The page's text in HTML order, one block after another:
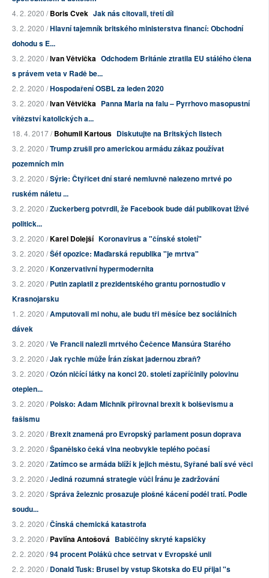
4. 2. 2020 /Boris Cvek Jak nás citovali, třetí díl
3. 2. 2020 /Hlavní tajemník britského ministerstva financí: Obchodní
dohodu s E...
3. 2. 2020 /Ivan Větvička Odchodem Británie ztratila EU stálého člena
s právem veta v Radě be...
2. 2. 2020 /Hospodaření OSBL za leden 2020
3. 2. 2020 /Ivan Větvička Panna Maria na falu – Pyrrhovo masopustní
vítězství katolických a...
18. 4. 2017 /Bohumil Kartous Diskutujte na Britských listech
3. 2. 2020 /Trump zrušil pro americkou armádu zákaz používat
pozemních min
3. 2. 2020 /Sýrie: Čtyřicet dní staré nemluvně nalezeno mrtvé po
ruském náletu ...
3. 2. 2020 /Zuckerberg potvrdil, že Facebook bude dál publikovat lživé
politick...
3. 2. 2020 /Karel Dolejší Koronavirus a "čínské století"
3. 2. 2020 /Šéf opozice: Maďarská republika "je mrtva"
3. 2. 2020 /Konzervativní hypermodernita
3. 2. 2020 /Putin zaplatil z prezidentského grantu pornostudio v
Krasnojarsku
1. 2. 2020 /Amputovali mi nohu, ale budu tři měsíce bez sociálních
dávek
3. 2. 2020 /Ve Francii nalezli mrtvého Čečence Mansúra Starého
3. 2. 2020 /Jak rychle může Írán získat jadernou zbraň?
3. 2. 2020 /Ozón ničící látky na konci 20. století zapříčinily polovinu
oteplen...
3. 2. 2020 /Polsko: Adam Michnik přirovnal brexit k bolševismu a
fašismu
3. 2. 2020 /Brexit znamená pro Evropský parlament posun doprava
3. 2. 2020 /Španělsko čeká vlna neobvykle teplého počasí
3. 2. 2020 /Zatímco se armáda blíží k jejich městu, Syřané balí své věci
3. 2. 2020 /Jediná rozumná strategie vůči Íránu je zadržování
3. 2. 2020 /Správa železnic prosazuje plošné kácení podél tratí. Podle
soudu...
3. 2. 2020 /Čínská chemická katastrofa
3. 2. 2020 /Pavlína Antošová Babiččiny skryté kapsičky
2. 2. 2020 /94 procent Poláků chce setrvat v Evropské unii
2. 2. 2020 /Donald Tusk: Brusel by vstup Skotska do EU přijal "s